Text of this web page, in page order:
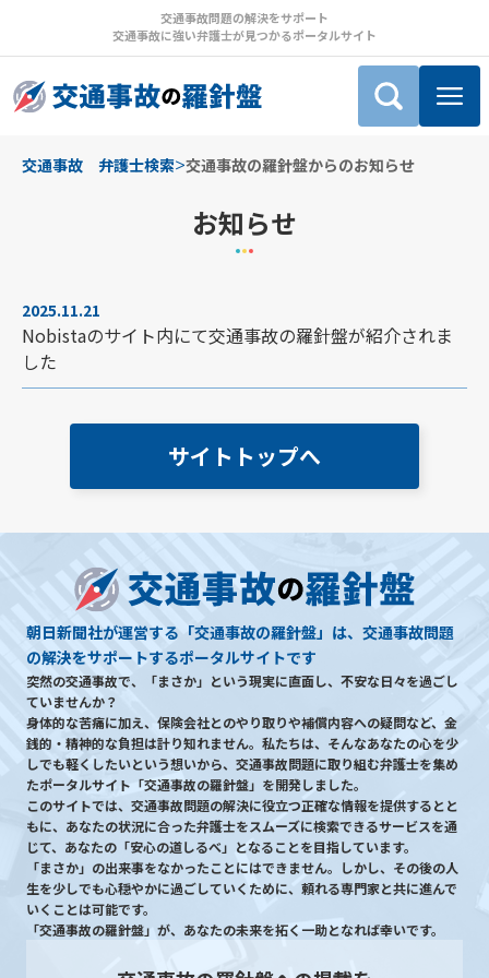
交通事故問題の解決をサポート
交通事故に強い弁護士が見つかるポータルサイト
交通事故 弁護士検索>交通事故の羅針盤からのお知らせ
お知らせ
2025.11.21
Nobistaのサイト内にて交通事故の羅針盤が紹介されま
した
サイトトップへ
朝日新聞社が運営する「交通事故の羅針盤」は、交通事故問題
の解決をサポートするポータルサイトです
突然の交通事故で、「まさか」という現実に直面し、不安な日々を過ごし
ていませんか？
身体的な苦痛に加え、保険会社とのやり取りや補償内容への疑問など、金
銭的・精神的な負担は計り知れません。私たちは、そんなあなたの心を少
しでも軽くしたいという想いから、交通事故問題に取り組む弁護士を集め
たポータルサイト「交通事故の羅針盤」を開発しました。
このサイトでは、交通事故問題の解決に役立つ正確な情報を提供するとと
もに、あなたの状況に合った弁護士をスムーズに検索できるサービスを通
じて、あなたの「安心の道しるべ」となることを目指しています。
「まさか」の出来事をなかったことにはできません。しかし、その後の人
生を少しでも心穏やかに過ごしていくために、頼れる専門家と共に進んで
いくことは可能です。
「交通事故の羅針盤」が、あなたの未来を拓く一助となれば幸いです。